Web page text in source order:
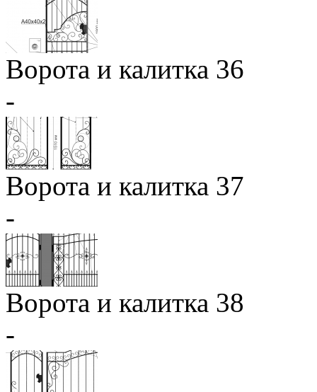
Ворота и калитка 36
-
Ворота и калитка 37
-
Ворота и калитка 38
-